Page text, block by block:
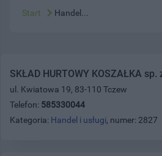
Start Handel...
SKŁAD HURTOWY KOSZAŁKA sp.
ul. Kwiatowa 19, 83-110 Tczew
Telefon: 585330044
Kategoria: Handel i usługi, numer: 2827